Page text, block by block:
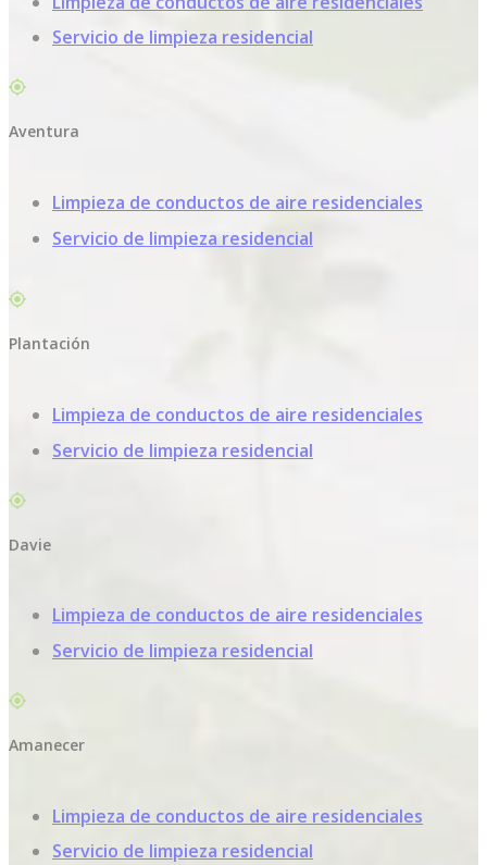
Servicio de limpieza residencial
Aventura
Limpieza de conductos de aire residenciales
Servicio de limpieza residencial
Plantación
Limpieza de conductos de aire residenciales
Servicio de limpieza residencial
Davie
Limpieza de conductos de aire residenciales
Servicio de limpieza residencial
Amanecer
Limpieza de conductos de aire residenciales
Servicio de limpieza residencial